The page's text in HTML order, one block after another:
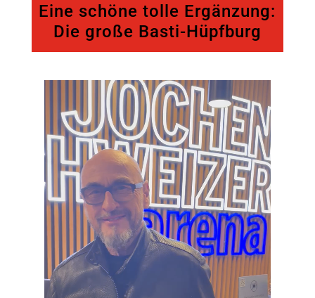
Eine schöne tolle Ergänzung:
Die große Basti-Hüpfburg